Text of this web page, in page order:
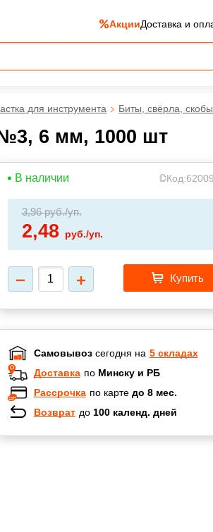
АкцииДоставка и
для инструмента Биты, свёрла, скобы
6 мм, 1000 шт
В наличии Код:
3,96руб./уп.
2,48 руб./уп.
Купить
Самовывозсегодня на 5 складах
Доставка по Минску и РБ
Рассрочка по карте до 8 мес.
Возврат до 100 календ. дней